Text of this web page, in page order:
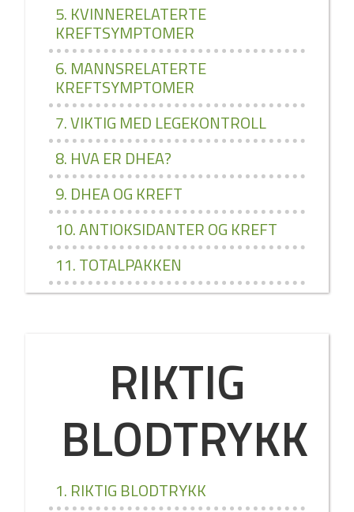
5. KVINNERELATERTE
KREFTSYMPTOMER
6. MANNSRELATERTE
KREFTSYMPTOMER
7. VIKTIG MED LEGEKONTROLL
8. HVA ER DHEA?
9. DHEA OG KREFT
10. ANTIOKSIDANTER OG KREFT
11. TOTALPAKKEN
RIKTIG
BLODTRYKK
1. RIKTIG BLODTRYKK